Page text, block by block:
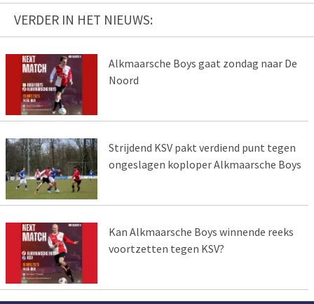
VERDER IN HET NIEUWS:
Alkmaarsche Boys gaat zondag naar De
Noord
Strijdend KSV pakt verdiend punt tegen
ongeslagen koploper Alkmaarsche Boys
Kan Alkmaarsche Boys winnende reeks
voortzetten tegen KSV?